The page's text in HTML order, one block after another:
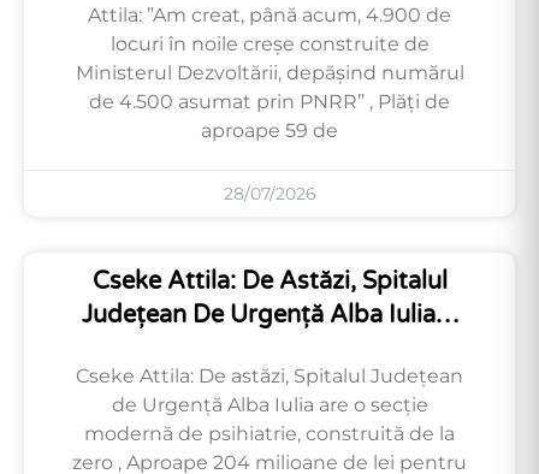
Attila: ”Am creat, până acum, 4.900 de
locuri în noile creșe construite de
Ministerul Dezvoltării, depășind numărul
de 4.500 asumat prin PNRR” , Plăți de
aproape 59 de
28/07/2026
Cseke Attila: De Astăzi, Spitalul
Județean De Urgență Alba Iulia…
Cseke Attila: De astăzi, Spitalul Județean
de Urgență Alba Iulia are o secție
modernă de psihiatrie, construită de la
zero , Aproape 204 milioane de lei pentru